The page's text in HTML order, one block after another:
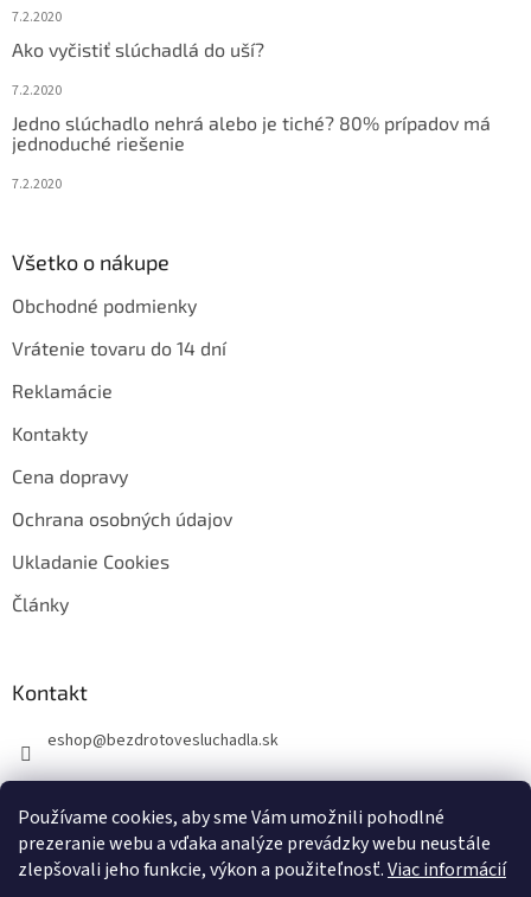
Používame cookies, aby sme Vám umožnili pohodlné
prezeranie webu a vďaka analýze prevádzky webu neustále
zlepšovali jeho funkcie, výkon a použiteľnosť.Viac informácií
7.2.2020
Ako vyčistiť slúchadlá do uší?
7.2.2020
Jedno slúchadlo nehrá alebo je tiché? 80% prípadov má
jednoduché riešenie
7.2.2020
Všetko o nákupe
Obchodné podmienky
Vrátenie tovaru do 14 dní
Reklamácie
Kontakty
Cena dopravy
Ochrana osobných údajov
Ukladanie Cookies
Články
Kontakt
eshop@bezdrotovesluchadla.sk